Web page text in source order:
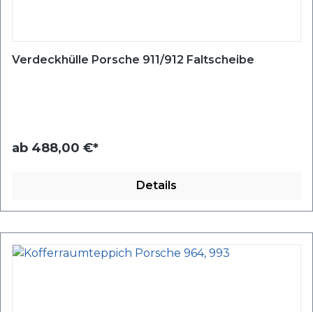
Verdeckhülle Porsche 911/912 Faltscheibe
ab 488,00 €*
Details